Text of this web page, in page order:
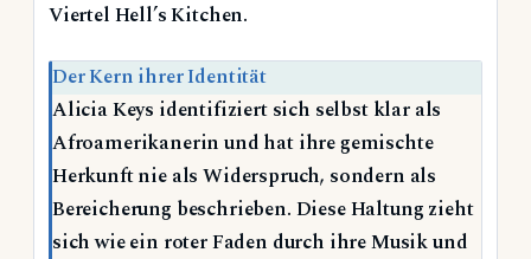
Viertel Hell’s Kitchen.
Der Kern ihrer Identität
Alicia Keys identifiziert sich selbst klar als
Afroamerikanerin und hat ihre gemischte
Herkunft nie als Widerspruch, sondern als
Bereicherung beschrieben. Diese Haltung zieht
sich wie ein roter Faden durch ihre Musik und